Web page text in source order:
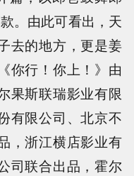
。由此可看出，天
去的地方，更是姜
你行！你上！》由
果斯联瑞影业有限
有限公司、北京不
，浙江横店影业有
司联合出品，霍尔